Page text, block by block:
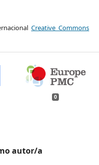
Creative Commons
0
autor/a